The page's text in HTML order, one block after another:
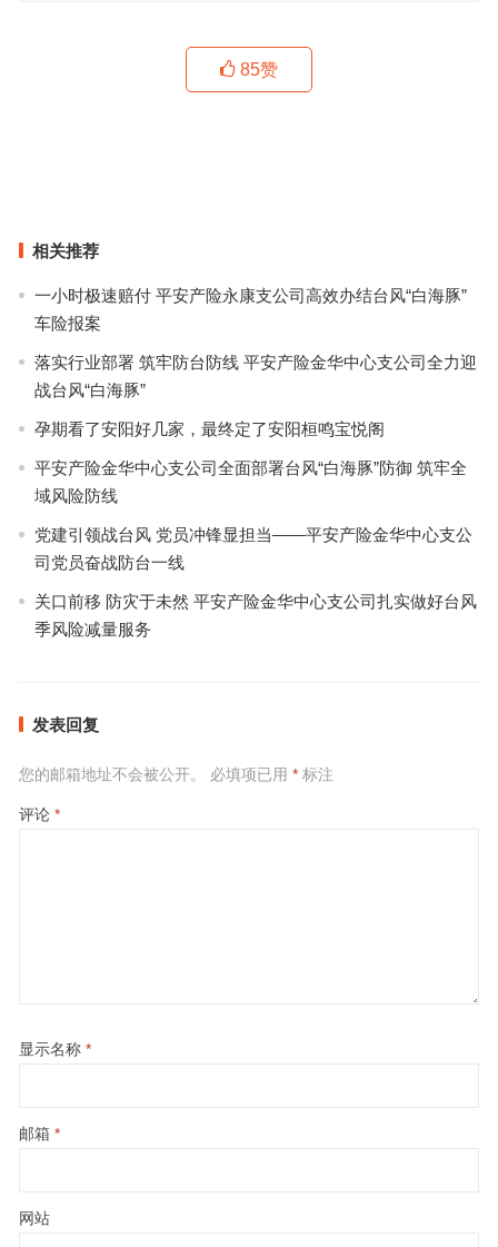
85赞
相关推荐
一小时极速赔付 平安产险永康支公司高效办结台风“白海豚”
车险报案
落实行业部署 筑牢防台防线 平安产险金华中心支公司全力迎
战台风“白海豚”
孕期看了安阳好几家，最终定了安阳桓鸣宝悦阁
平安产险金华中心支公司全面部署台风“白海豚”防御 筑牢全
域风险防线
党建引领战台风 党员冲锋显担当——平安产险金华中心支公
司党员奋战防台一线
关口前移 防灾于未然 平安产险金华中心支公司扎实做好台风
季风险减量服务
发表回复
您的邮箱地址不会被公开。 必填项已用 *标注
评论 *
显示名称 *
邮箱 *
网站